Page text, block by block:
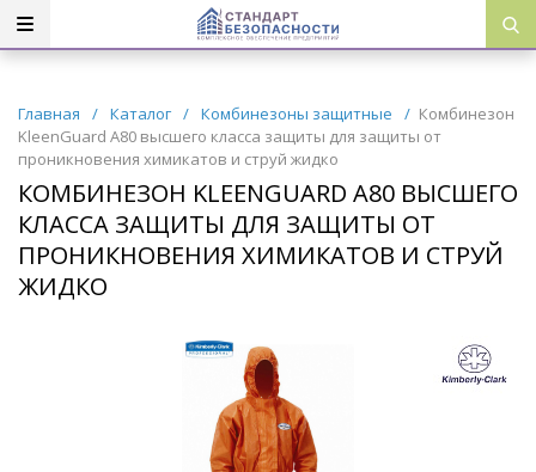
Главная / Каталог / Комбинезоны защитные / Комбинезон
KleenGuard А80 высшего класса защиты для защиты от
проникновения химикатов и струй жидко
КОМБИНЕЗОН KLEENGUARD А80 ВЫСШЕГО
КЛАССА ЗАЩИТЫ ДЛЯ ЗАЩИТЫ ОТ
ПРОНИКНОВЕНИЯ ХИМИКАТОВ И СТРУЙ
ЖИДКО